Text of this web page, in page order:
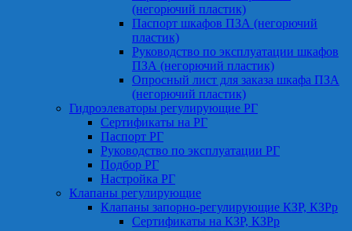
(негорючий пластик)
Паспорт шкафов ПЗА (негорючий
пластик)
Руководство по эксплуатации шкафов
ПЗА (негорючий пластик)
Опросный лист для заказа шкафа ПЗА
(негорючий пластик)
Гидроэлеваторы регулирующие РГ
Сертификаты на РГ
Паспорт РГ
Руководство по эксплуатации РГ
Подбор РГ
Настройка РГ
Клапаны регулирующие
Клапаны запорно-регулирующие КЗР, КЗРр
Сертификаты на КЗР, КЗРр